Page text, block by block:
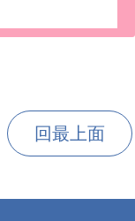
回最上面